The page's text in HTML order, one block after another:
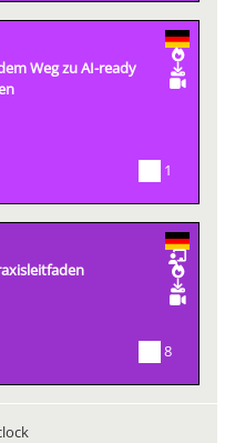
Weg zu AI-ready
1
8